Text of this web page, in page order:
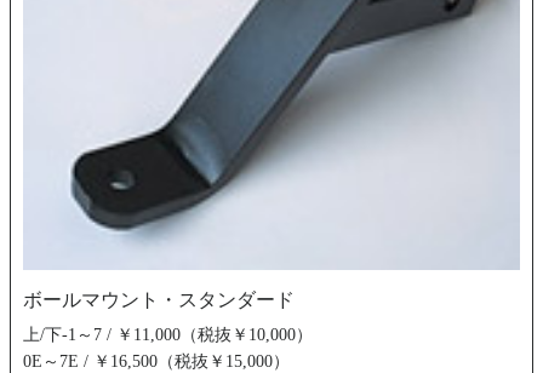
ボールマウント・スタンダード
上/下-1～7 / ￥11,000（税抜￥10,000）
0E～7E / ￥16,500（税抜￥15,000）